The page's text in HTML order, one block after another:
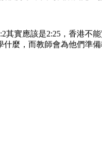
其實應該是2:25，香港不
麼，而教師會為他們準